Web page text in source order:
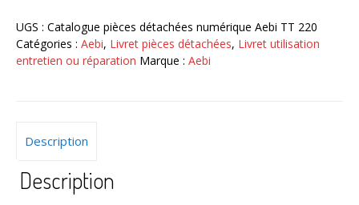
Aebi
Terratrac
TT
numérique
UGS : Catalogue pièces détachées numérique Aebi TT 220
Catégories : Aebi, Livret pièces détachées, Livret utilisation
entretien ou réparation Marque : Aebi
Description
Description